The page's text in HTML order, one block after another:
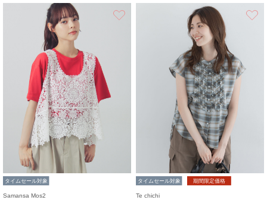
タイムセール対象
Samansa Mos2
タイムセール対象 期間限定価格
Te chichi